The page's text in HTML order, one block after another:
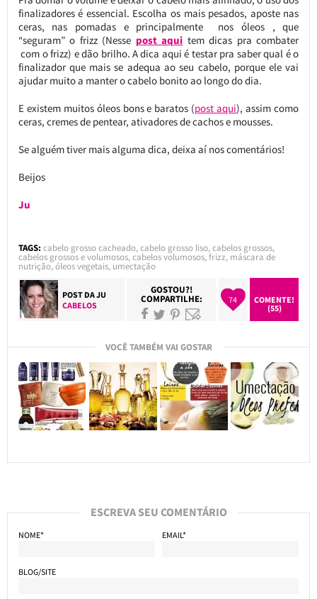
finalizadores é essencial. Escolha os mais pesados, aposte nas
ceras, nas pomadas e principalmente nos óleos , que
“seguram” o frizz (Nesse post aqui tem dicas pra combater
com o frizz) e dão brilho. A dica aqui é testar pra saber qual é o
finalizador que mais se adequa ao seu cabelo, porque ele vai
ajudar muito a manter o cabelo bonito ao longo do dia.
E existem muitos óleos bons e baratos (post aqui), assim como
ceras, cremes de pentear, ativadores de cachos e mousses.
Se alguém tiver mais alguma dica, deixa aí nos comentários!
Beijos
Ju
TAGS: cabelo grosso cacheado,cabelo grosso liso,cabelos grossos,
cabelos grossos e volumosos,cabelos volumosos,frizz, máscara de
nutrição,óleos vegetais, umectação
POST DAJU
CABELOS
GOSTOU?!
COMPARTILHE: 74
COMENTE!
(55)
VOCÊ TAMBÉM VAI GOSTAR
ESCREVA SEU COMENTÁRIO
NOME* EMAIL*
BLOG/SITE